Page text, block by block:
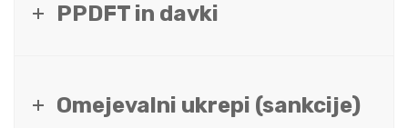
PPDFT in davki
Omejevalni ukrepi (sankcije)